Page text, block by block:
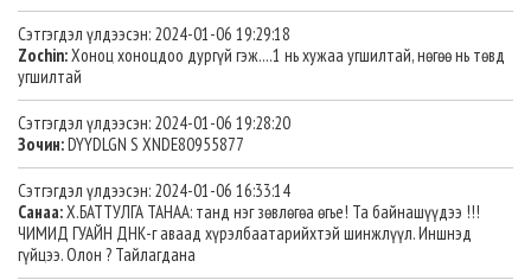
Сэтгэгдэл үлдээсэн: 2024-01-06 19:29:18
Zochin:Хоноц хоноцдоо дургүй гэж....1 нь хужаа угшилтай, нөгөө нь төвд
угшилтай
Сэтгэгдэл үлдээсэн: 2024-01-06 19:28:20
Зочин:DYYDLGN S XNDE80955877
Сэтгэгдэл үлдээсэн: 2024-01-06 16:33:14
Санаа:Х.БАТТУЛГА ТАНАА: танд нэг зөвлөгөа өгье! Та байнашүүдээ !!!
ЧИМИД ГУАЙН ДНК-г аваад хүрэлбаатарийхтэй шинжлүүл. Иншнэд
гүйцээ. Олон ? Тайлагдана